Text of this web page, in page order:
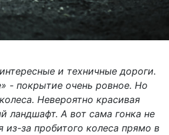
и техничные дороги.
- покрытие очень ровное. Но
Невероятно красивая
ландшафт. А вот сама гонка не
за пробитого колеса прямо в